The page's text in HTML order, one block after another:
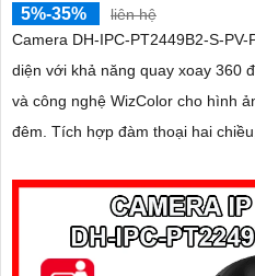
5%-35%
liên hệ
Camera DH-IPC-PT2449B2-S-
diện với khả năng quay xoay 360
và công nghệ WizColor cho hình
đêm. Tích hợp đàm thoại hai chiều, phát hiện thông minh người
256GB